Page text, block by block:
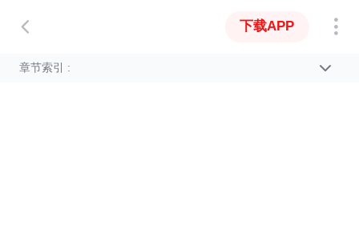
下载APP
章节索引 :